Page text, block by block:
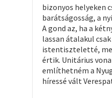
bizonyos helyeken
barátságosság, a
A gond az, ha a
lassan átalakul
istentiszteletté,
értik. Unitárius
említhetném a
híressé vált